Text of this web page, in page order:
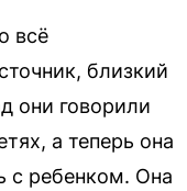
всё
близкий
они говорили
а теперь она
с ребенком. Она